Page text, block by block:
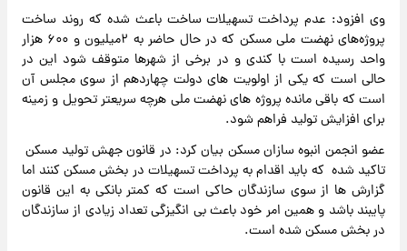
وی افزود: عدم پرداخت تسهیلات ساخت باعث شده که روند ساخت
پروژه‌های نهضت ملی مسکن که در حال حاضر به ۲میلیون و ۶۰۰ هزار
واحد رسیده است با کندی و در برخی از شهرها متوقف شود این در
حالی است که یکی از اولویت های دولت چهاردهم از سوی مجلس آن
است که باقی مانده پروژه های نهضت ملی هرچه سریعتر تحویل و زمینه
برای افزایش تولید فراهم شود‌.
عضو انجمن انبوه سازان مسکن بیان کرد: در قانون جهش تولید مسکن
تاکید شده که باید اقدام به پرداخت تسهیلات در بخش مسکن کنند اما
گزارش ها از سوی سازندگان حاکی است که کمتر بانکی به این قانون
پایبند باشد و همین امر خود باعث بی انگیزگی تعداد زیادی از سازندگان
در بخش مسکن شده است.